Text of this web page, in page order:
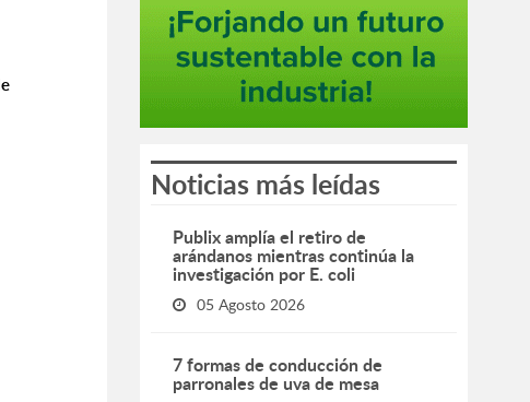
Noticias más leídas
Publix amplía el retiro de
arándanos mientras continúa la
investigación por E. coli
05 Agosto 2026
7 formas de conducción de
parronales de uva de mesa